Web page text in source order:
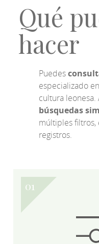
Qué
hacer
Puedes
especializado
cultura
búsquedas
múltiples filtros,
registros.